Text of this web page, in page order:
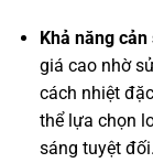
Khả năng cản
giá cao nhờ
cách nhiệt
thể lựa chọn
sáng tuyệt đối.